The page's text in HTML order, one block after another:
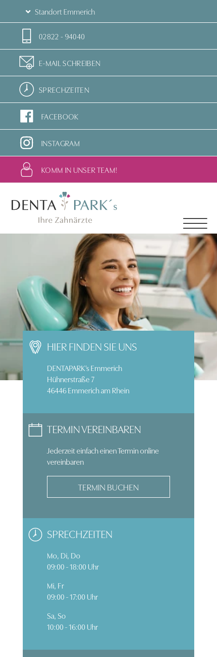
Standort Emmerich
02822 - 94040
E-MAIL SCHREIBEN
SPRECHZEITEN
FACEBOOK
INSTAGRAM
KOMM IN UNSER TEAM!
HIER FINDEN SIE UNS
DENTAPARK’s Emmerich
Hühnerstraße 7
46446 Emmerich am Rhein
TERMIN VEREINBAREN
Jederzeit einfach einen Termin online
vereinbaren
TERMIN BUCHEN
SPRECHZEITEN
Mo, Di, Do
09:00 - 18:00 Uhr
Mi, Fr
09:00 - 17:00 Uhr
Sa, So
10:00 - 16:00 Uhr